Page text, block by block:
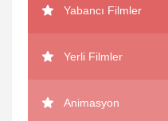
Yabancı Filmler
Yerli Filmler
Animasyon